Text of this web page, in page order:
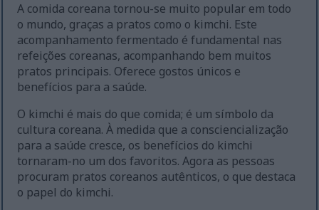
A comida coreana tornou-se muito popular em todo
o mundo, graças a pratos como o kimchi. Este
acompanhamento fermentado é fundamental nas
refeições coreanas, acompanhando bem muitos
pratos principais. Oferece gostos únicos e
benefícios para a saúde.
O kimchi é mais do que comida; é um símbolo da
cultura coreana. À medida que a consciencialização
para a saúde cresce, os benefícios do kimchi
tornaram-no um dos favoritos. Agora as pessoas
procuram pratos coreanos autênticos, o que destaca
o papel do kimchi.